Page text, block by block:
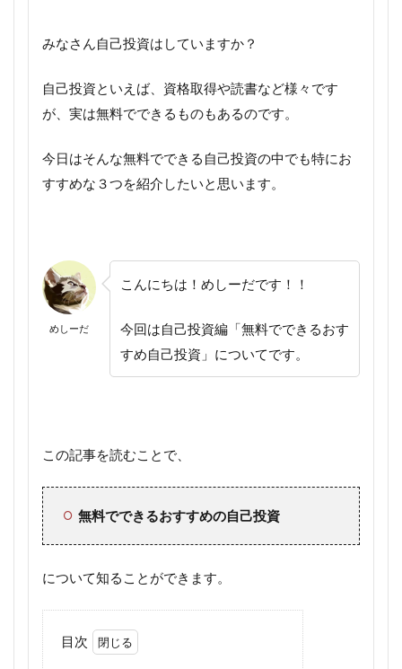
みなさん自己投資はしていますか？
自己投資といえば、資格取得や読書など様々です
が、実は無料でできるものもあるのです。
今日はそんな無料でできる自己投資の中でも特にお
すすめな３つを紹介したいと思います。
めしーだ
こんにちは！めしーだです！！
今回は自己投資編「無料でできるおす
すめ自己投資」についてです。
この記事を読むことで、
無料でできるおすすめの自己投資
について知ることができます。
目次